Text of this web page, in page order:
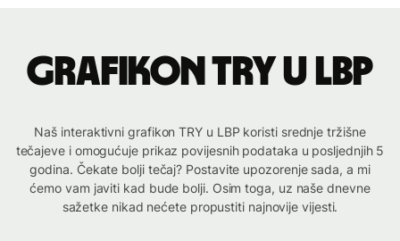
Grafikon TRY u LBP
Naš interaktivni grafikon TRY u LBP koristi srednje tržišne
tečajeve i omogućuje prikaz povijesnih podataka u posljednjih 5
godina. Čekate bolji tečaj? Postavite upozorenje sada, a mi
ćemo vam javiti kad bude bolji. Osim toga, uz naše dnevne
sažetke nikad nećete propustiti najnovije vijesti.